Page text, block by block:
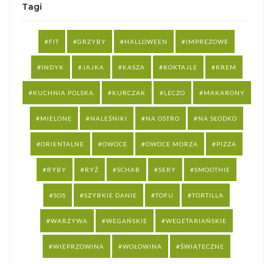
Tagi
FIT GRZYBY HALLOWEEN IMPREZOWE
INDYK JAJKA KASZA KOKTAJLE KREM
KUCHNIA POLSKA KURCZAK LECZO MAKARONY
MIELONE NALEŚNIKI NA OSTRO NA SŁODKO
ORIENTALNE OWOCE OWOCE MORZA PIZZA
RYBY RYŻ SCHAB SERY SMOOTHIE
SOS SZYBKIE DANIE TOFU TORTILLA
WARZYWA WEGAŃSKIE WEGETARIAŃSKIE
WIEPRZOWINA WOŁOWINA ŚWIĄTECZNE